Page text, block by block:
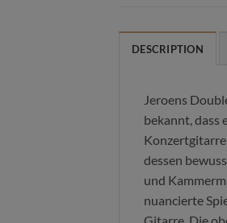
DESCRIPTION
Jeroens
bekannt, dass
Konzertgitarre
dessen
und
nuancierte